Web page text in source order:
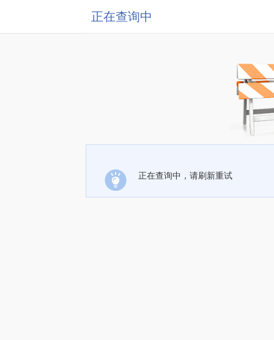
正在查询中
正在查询中，请刷新重试